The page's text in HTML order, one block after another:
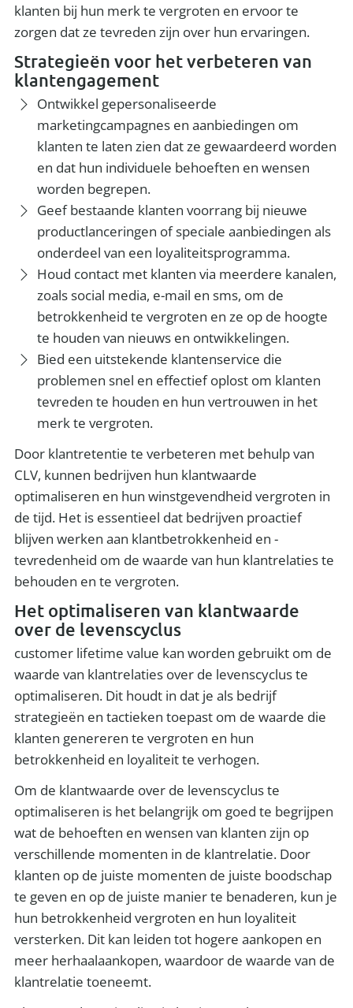
klanten bij hun merk te vergroten en ervoor te
zorgen dat ze tevreden zijn over hun ervaringen.
Strategieën voor het verbeteren van
klantengagement
Ontwikkel gepersonaliseerde
marketingcampagnes en aanbiedingen om
klanten te laten zien dat ze gewaardeerd worden
en dat hun individuele behoeften en wensen
worden begrepen.
Geef bestaande klanten voorrang bij nieuwe
productlanceringen of speciale aanbiedingen als
onderdeel van een loyaliteitsprogramma.
Houd contact met klanten via meerdere kanalen,
zoals social media, e-mail en sms, om de
betrokkenheid te vergroten en ze op de hoogte
te houden van nieuws en ontwikkelingen.
Bied een uitstekende klantenservice die
problemen snel en effectief oplost om klanten
tevreden te houden en hun vertrouwen in het
merk te vergroten.
Door klantretentie te verbeteren met behulp van
CLV, kunnen bedrijven hun klantwaarde
optimaliseren en hun winstgevendheid vergroten in
de tijd. Het is essentieel dat bedrijven proactief
blijven werken aan klantbetrokkenheid en -
tevredenheid om de waarde van hun klantrelaties te
behouden en te vergroten.
Het optimaliseren van klantwaarde
over de levenscyclus
customer lifetime value kan worden gebruikt om de
waarde van klantrelaties over de levenscyclus te
optimaliseren. Dit houdt in dat je als bedrijf
strategieën en tactieken toepast om de waarde die
klanten genereren te vergroten en hun
betrokkenheid en loyaliteit te verhogen.
Om de klantwaarde over de levenscyclus te
optimaliseren is het belangrijk om goed te begrijpen
wat de behoeften en wensen van klanten zijn op
verschillende momenten in de klantrelatie. Door
klanten op de juiste momenten de juiste boodschap
te geven en op de juiste manier te benaderen, kun je
hun betrokkenheid vergroten en hun loyaliteit
versterken. Dit kan leiden tot hogere aankopen en
meer herhaalaankopen, waardoor de waarde van de
klantrelatie toeneemt.